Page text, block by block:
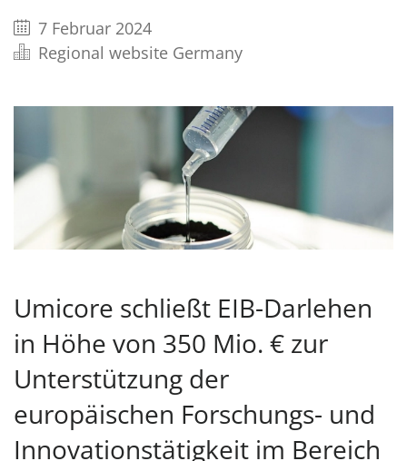
7 Februar 2024
Regional website Germany
Umicore schließt EIB-Darlehen
in Höhe von 350 Mio. € zur
Unterstützung der
europäischen Forschungs- und
Innovationstätigkeit im Bereich